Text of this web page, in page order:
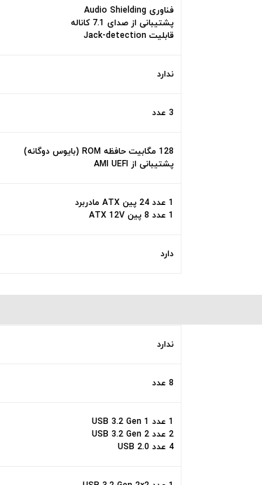
فناوری Audio Shielding
پشتیبانی از صدای 7.1 کاناله
قابلیت Jack-detection
ندارد
3 عدد
128 مگابیت حافظه ROM (بایوس دوگانه)
پشتیبانی از AMI UEFI
1 عدد 24 پین ATX مادربرد
1 عدد 8 پین ATX 12V
دارد
ندارد
8 عدد
1 عدد USB 3.2 Gen 1
2 عدد USB 3.2 Gen 2
4 عدد USB 2.0